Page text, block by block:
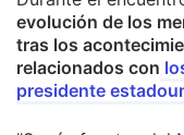
evolución de los
tras los
relacionados con
presidente